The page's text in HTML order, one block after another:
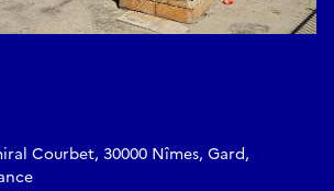
Courbet, 30000 Nîmes, Gard,